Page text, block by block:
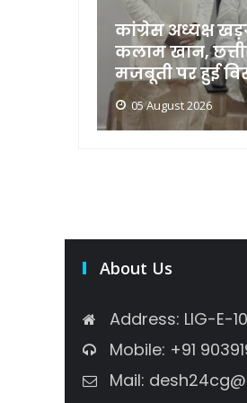
कांग्रेस अध्यक्ष
कलाम खान,
मजबूती पर हुई
05 August 2026
About Us
Address: LIG-E-
Mobile: +91
Mail: